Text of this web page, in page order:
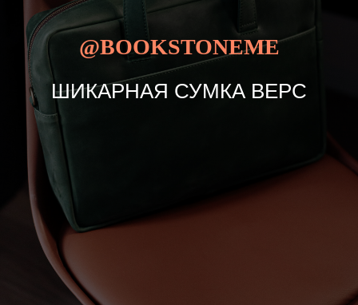
@BOOKSTONEME
ШИКАРНАЯ СУМКА ВЕРС